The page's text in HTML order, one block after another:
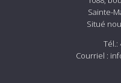
Sainte-
Situé
Tél.:
Courriel :